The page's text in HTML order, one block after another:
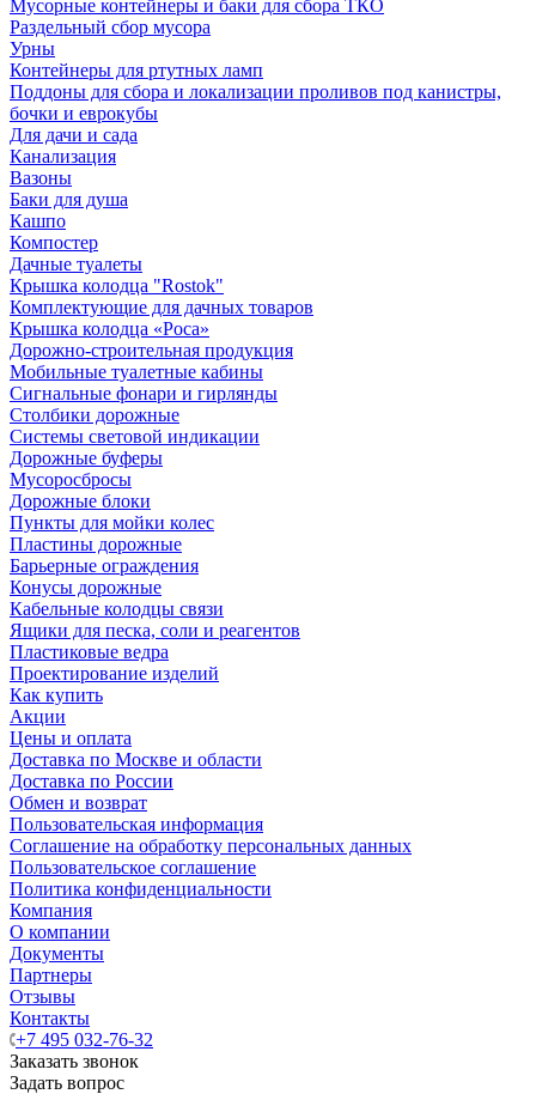
Мусорные контейнеры и баки для сбора ТКО
Раздельный сбор мусора
Урны
Контейнеры для ртутных ламп
Поддоны для сбора и локализации проливов под канистры,
бочки и еврокубы
Для дачи и сада
Канализация
Вазоны
Баки для душа
Кашпо
Компостер
Дачные туалеты
Крышка колодца "Rostok"
Комплектующие для дачных товаров
Крышка колодца «Роса»
Дорожно-строительная продукция
Мобильные туалетные кабины
Сигнальные фонари и гирлянды
Столбики дорожные
Системы световой индикации
Дорожные буферы
Мусоросбросы
Дорожные блоки
Пункты для мойки колес
Пластины дорожные
Барьерные ограждения
Конусы дорожные
Кабельные колодцы связи
Ящики для песка, соли и реагентов
Пластиковые ведра
Проектирование изделий
Как купить
Акции
Цены и оплата
Доставка по Москве и области
Доставка по России
Обмен и возврат
Пользовательская информация
Соглашение на обработку персональных данных
Пользовательское соглашение
Политика конфиденциальности
Компания
О компании
Документы
Партнеры
Отзывы
Контакты
+7 495 032-76-32
Заказать звонок
Задать вопрос